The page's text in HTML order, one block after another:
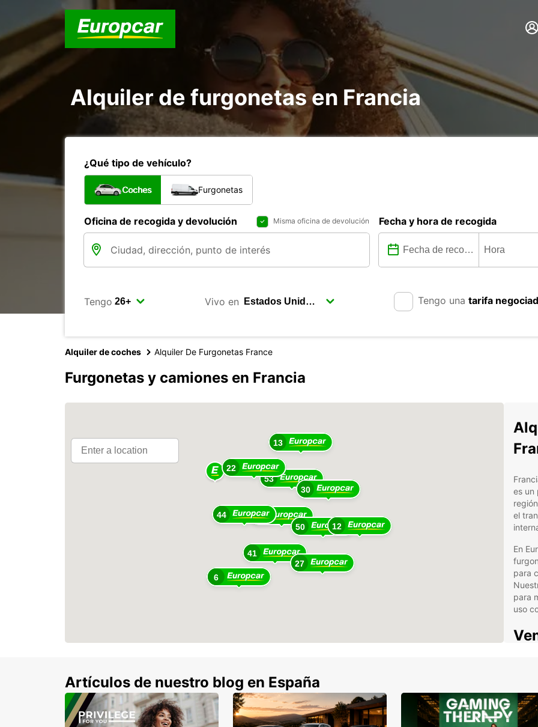
Alquiler de furgonetas en Francia
¿Qué tipo de vehículo?
Coches Furgonetas
Oficina de recogida y devolución Misma oficina de devolución Fecha y hora de recogida
Tengo Vivo en Tengo una tarifa
Alquiler de coches Alquiler De Furgonetas France
Furgonetas y camiones en Francia
51
41
44
50
53
30
22
27
6
12
13
es un
el
En
para
para
uso
Artículos de nuestro blog en España